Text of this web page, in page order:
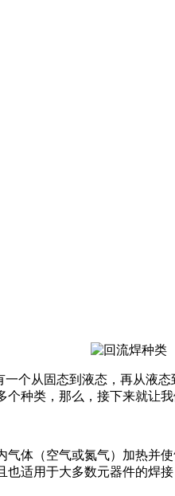
个从固态到液态，再从液
种类，那么，接下来就让
体（空气或氮气）加热并
适用于大多数元器件的焊